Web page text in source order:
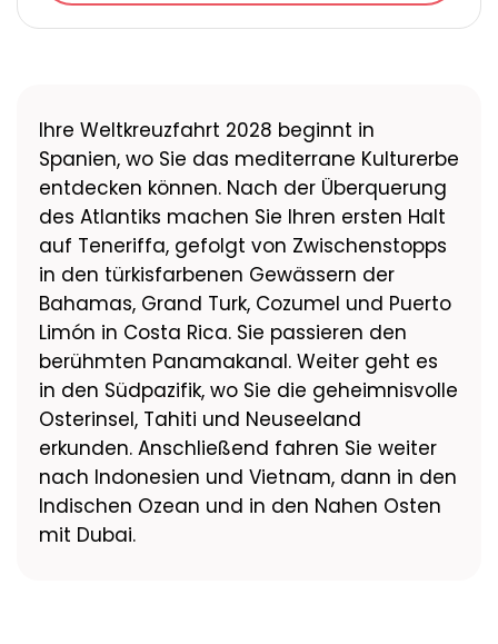
Ihre Weltkreuzfahrt 2028 beginnt in
Spanien, wo Sie das mediterrane Kulturerbe
entdecken können. Nach der Überquerung
des Atlantiks machen Sie Ihren ersten Halt
auf Teneriffa, gefolgt von Zwischenstopps
in den türkisfarbenen Gewässern der
Bahamas, Grand Turk, Cozumel und Puerto
Limón in Costa Rica. Sie passieren den
berühmten Panamakanal. Weiter geht es
in den Südpazifik, wo Sie die geheimnisvolle
Osterinsel, Tahiti und Neuseeland
erkunden. Anschließend fahren Sie weiter
nach Indonesien und Vietnam, dann in den
Indischen Ozean und in den Nahen Osten
mit Dubai.